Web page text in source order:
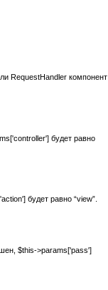
RequestHandler компонент
будет равно
будет равно “view”.
$this->params['pass']